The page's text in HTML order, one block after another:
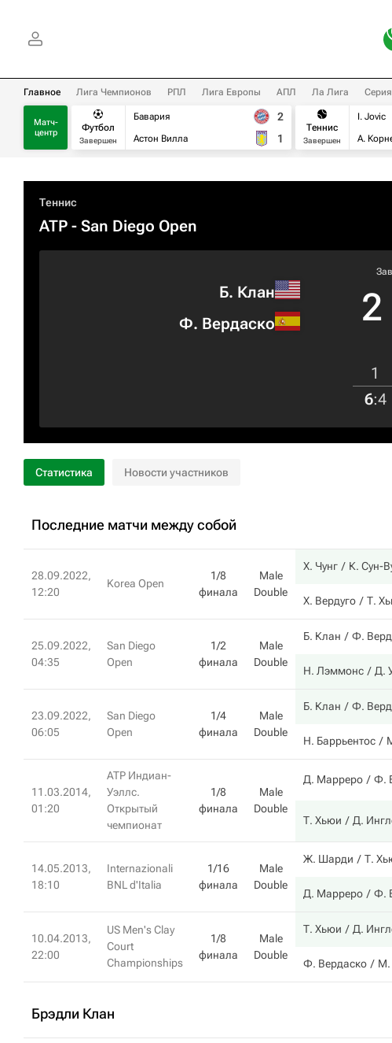
Главное Лига Чемпионов РПЛ Лига Европы АПЛ Ла Лига
Матч-
центр
Футбол
Завершен
Бавария
Астон Вилла
2
1
Теннис
Завершен
I. Jovic
А.
Теннис
ATP - San Diego Open
Б. Клан
Ф. Вердаско
2
1
6:4
Статистика Новости участников
Последние матчи между собой
28.09.2022,
12:20
Korea Open
1/8
финала
Male
Double
Х. Чунг К. Сун-
Х. Вердуго Т.
25.09.2022,
04:35
San Diego
Open
1/2
финала
Male
Double
Б. Клан Ф.
Н. Лэммонс Д.
23.09.2022,
06:05
San Diego
Open
1/4
финала
Male
Double
Б. Клан Ф.
Н. Баррьентос
11.03.2014,
01:20
ATP Индиан-
Уэллс.
Открытый
чемпионат
1/8
финала
Male
Double
Д. Марреро Ф.
Т. Хьюи Д.
14.05.2013,
18:10
Internazionali
BNL d'Italia
1/16
финала
Male
Double
Ж. Шарди Т.
Д. Марреро Ф.
10.04.2013,
22:00
US Men's Clay
Court
Championships
1/8
финала
Male
Double
Т. Хьюи Д.
Ф. Вердаско М.
Брэдли Клан